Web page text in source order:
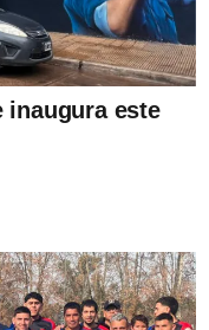
inaugura este